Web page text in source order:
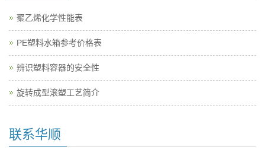
聚乙烯化学性能表
PE塑料水箱参考价格表
辨识塑料容器的安全性
旋转成型滚塑工艺简介
联系华顺